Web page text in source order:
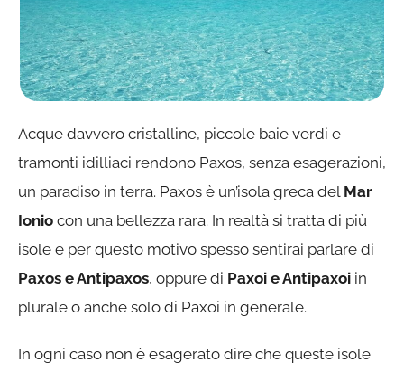
Acque davvero cristalline, piccole baie verdi e
tramonti idilliaci rendono Paxos, senza esagerazioni,
un paradiso in terra. Paxos è un’isola greca del Mar
Ionio con una bellezza rara. In realtà si tratta di più
isole e per questo motivo spesso sentirai parlare di
Paxos e Antipaxos, oppure di Paxoi e Antipaxoi in
plurale o anche solo di Paxoi in generale.
In ogni caso non è esagerato dire che queste isole